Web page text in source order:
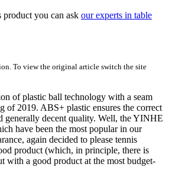
product you can ask our experts in table
To view the original article switch the site
of plastic ball technology with a seam
of 2019. ABS+ plastic ensures the correct
generally decent quality. Well, the YINHE
have been the most popular in our
again decided to please tennis
product (which, in principle, there is
with a good product at the most budget-